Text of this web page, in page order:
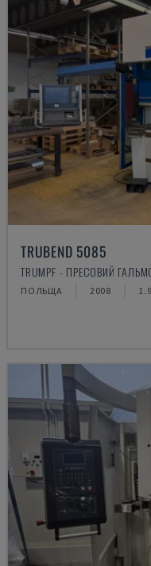
TRUBEND 5085
TRUMPF - ПРЕСОВИЙ
ПОЛЬЩА 2008